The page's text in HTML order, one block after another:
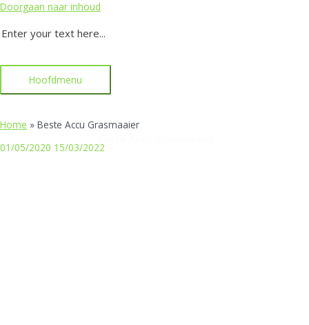
Doorgaan naar inhoud
Hoofdmenu
Home » Beste Accu Grasmaaier
01/05/2020 15/03/2022
Enter your text here...